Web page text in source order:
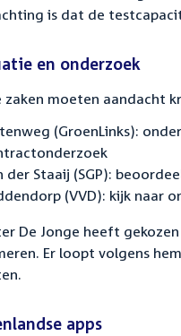
is dat de
en onderzoek
zaken moeten aandacht
(GroenLinks):
der Staaij (SGP):
(VVD): kijk naar
De Jonge heeft
Er loopt volgens
apps